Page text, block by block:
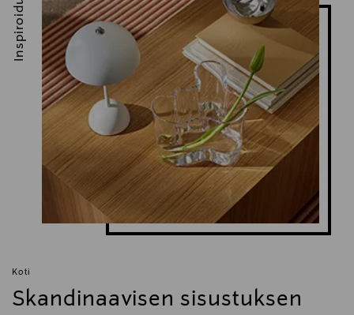
Koti
Skandinaavisen sisustuksen
Inspiroidu